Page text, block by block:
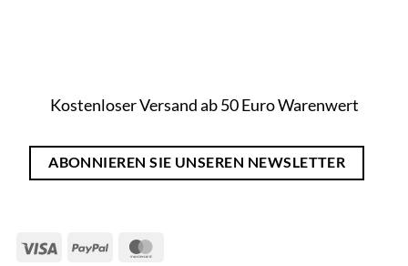
Kostenloser Versand ab 50 Euro Warenwert
ABONNIEREN SIE UNSEREN NEWSLETTER
Visa PayPal